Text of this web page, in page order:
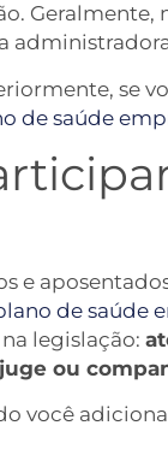
se
de saúde
de saúde
legislação:
ou
você